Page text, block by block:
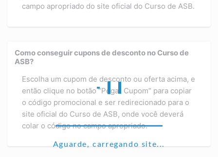
Aguarde, carregando site...
campo apropriado do site oficial do Curso de ASB.
Como conseguir cupons de desconto no Curso de
ASB?
Escolha um cupom de desconto ou oferta acima, e
então clique no botão “Pegar Cupom” para copiar
o código promocional e ser redirecionado para o
site oficial do Curso de ASB, onde você deverá
colar o código no campo apropriado.